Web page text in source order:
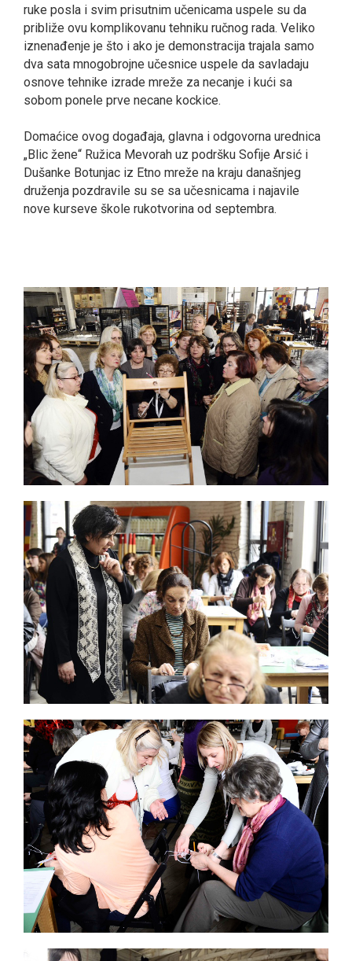
ruke posla i svim prisutnim učenicama uspele su da
približe ovu komplikovanu tehniku ručnog rada. Veliko
iznenađenje je što i ako je demonstracija trajala samo
dva sata mnogobrojne učesnice uspele da savladaju
osnove tehnike izrade mreže za necanje i kući sa
sobom ponele prve necane kockice.
Domaćice ovog događaja, glavna i odgovorna urednica
„Blic žene“ Ružica Mevorah uz podršku Sofije Arsić i
Dušanke Botunjac iz Etno mreže na kraju današnjeg
druženja pozdravile su se sa učesnicama i najavile
nove kurseve škole rukotvorina od septembra.